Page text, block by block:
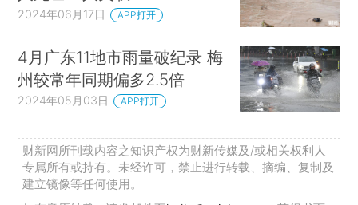
2024年06月17日 APP打开
4月广东11地市雨量破纪录 梅
州较常年同期偏多2.5倍
2024年05月03日 APP打开
财新网所刊载内容之知识产权为财新传媒及/或相关权利人
专属所有或持有。未经许可，禁止进行转载、摘编、复制及
建立镜像等任何使用。